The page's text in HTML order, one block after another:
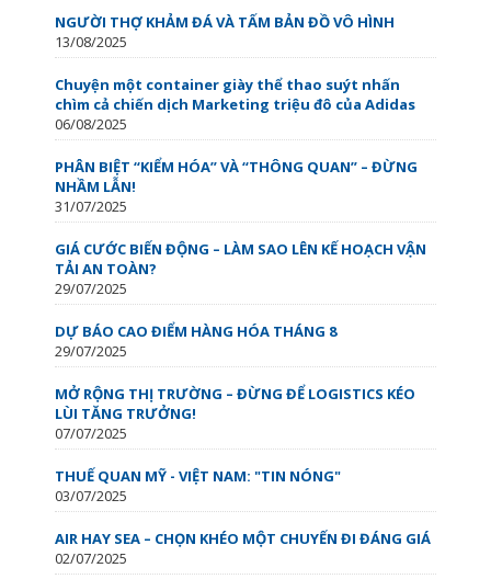
NGƯỜI THỢ KHẢM ĐÁ VÀ TẤM BẢN ĐỒ VÔ HÌNH
13/08/2025
Chuyện một container giày thể thao suýt nhấn
chìm cả chiến dịch Marketing triệu đô của Adidas
06/08/2025
PHÂN BIỆT “KIỂM HÓA” VÀ “THÔNG QUAN” – ĐỪNG
NHẦM LẪN!
31/07/2025
GIÁ CƯỚC BIẾN ĐỘNG – LÀM SAO LÊN KẾ HOẠCH VẬN
TẢI AN TOÀN?
29/07/2025
DỰ BÁO CAO ĐIỂM HÀNG HÓA THÁNG 8
29/07/2025
MỞ RỘNG THỊ TRƯỜNG – ĐỪNG ĐỂ LOGISTICS KÉO
LÙI TĂNG TRƯỞNG!
07/07/2025
THUẾ QUAN MỸ - VIỆT NAM: "TIN NÓNG"
03/07/2025
AIR HAY SEA – CHỌN KHÉO MỘT CHUYẾN ĐI ĐÁNG GIÁ
02/07/2025